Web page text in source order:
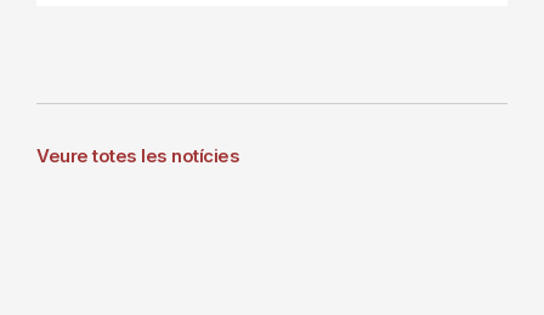
Veure totes les notícies